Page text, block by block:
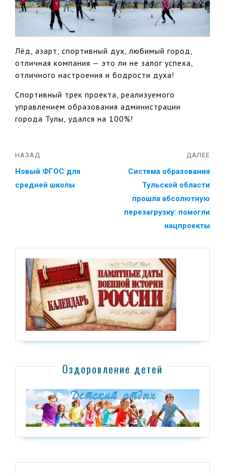
Лёд, азарт, спортивный дух, любимый город,
отличная компания — это ли не залог успеха,
отличного настроения и бодрости духа!
Спортивный трек проекта, реализуемого
управлением образования администрации
города Тулы, удался на 100%!
НАЗАД
Новый ФГОС для
средней школы
ДАЛЕЕ
Система образования
Тульской области
прошла абсолютную
перезагрузку: помогли
нацпроекты
Оздоровление детей